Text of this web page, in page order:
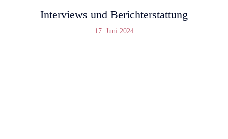
Interviews und Berichterstattung
17. Juni 2024